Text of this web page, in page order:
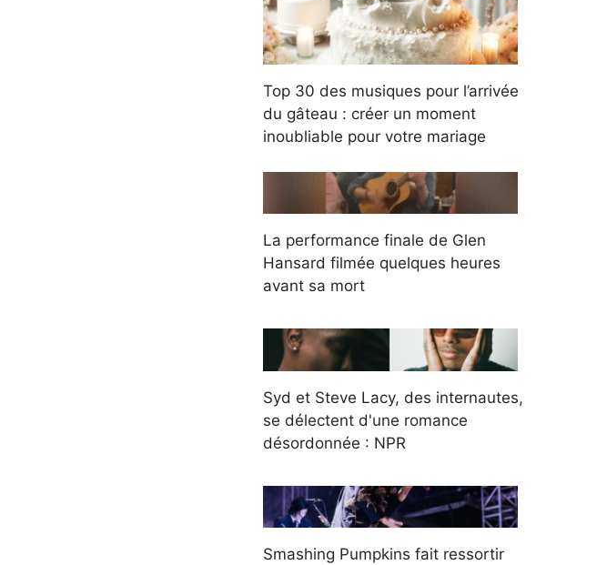
Top 30 des musiques pour l’arrivée
du gâteau : créer un moment
inoubliable pour votre mariage
La performance finale de Glen
Hansard filmée quelques heures
avant sa mort
Syd et Steve Lacy, des internautes,
se délectent d'une romance
désordonnée : NPR
Smashing Pumpkins fait ressortir